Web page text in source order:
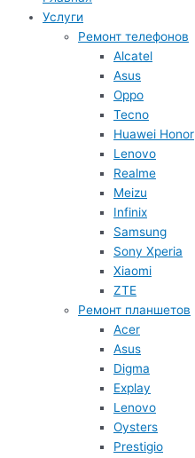
Услуги
Ремонт телефонов
Alcatel
Asus
Oppo
Tecno
Huawei Honor
Lenovo
Realme
Meizu
Infinix
Samsung
Sony Xperia
Xiaomi
ZTE
Ремонт планшетов
Acer
Asus
Digma
Explay
Lenovo
Oysters
Prestigio